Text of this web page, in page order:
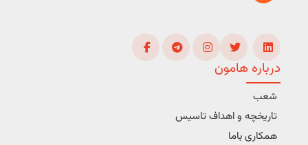
درباره هامون
شعب
تاریخچه و اهداف تاسیس
همکاری باما